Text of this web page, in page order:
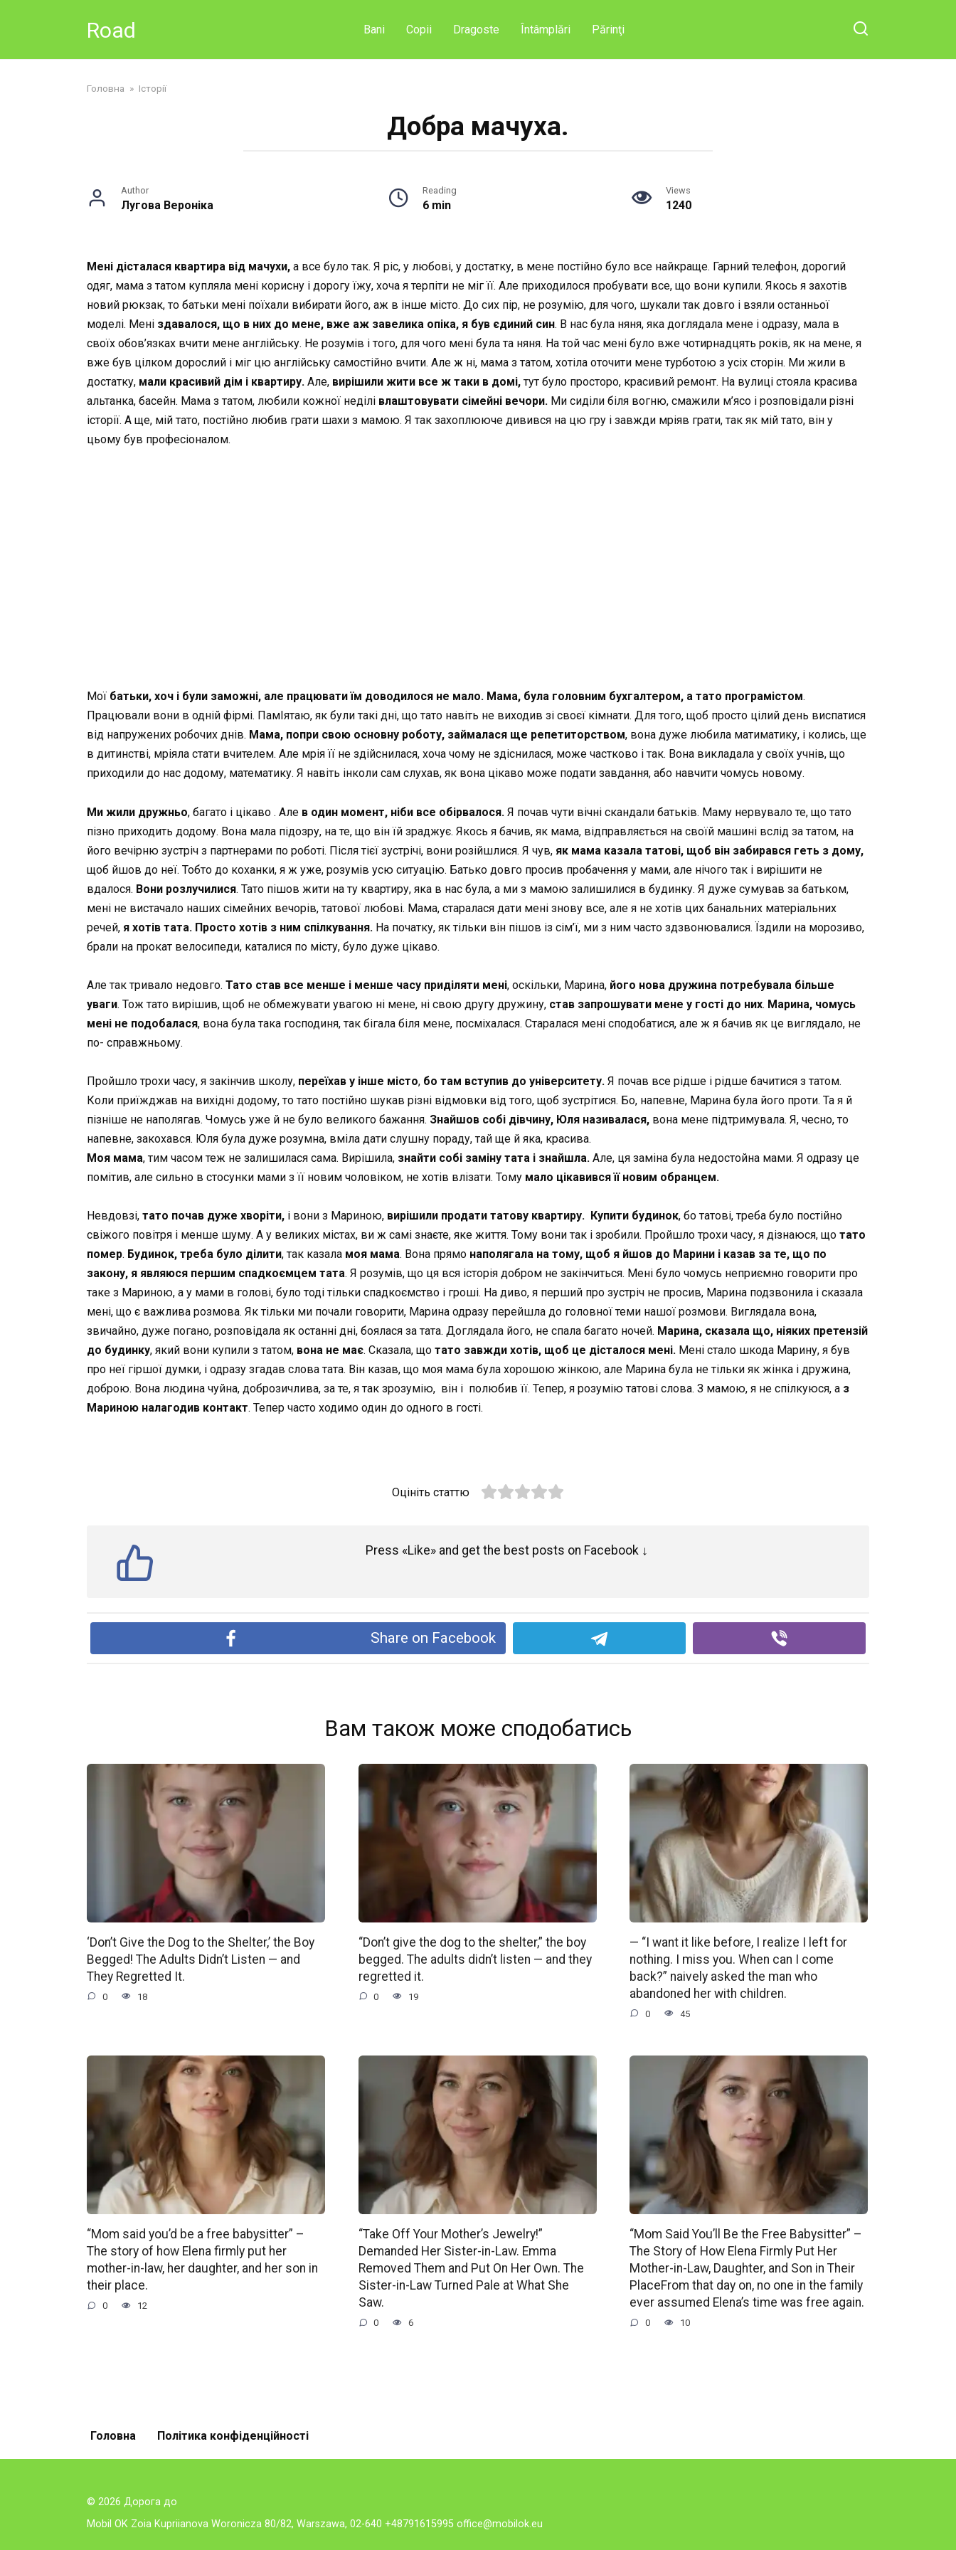
Road Bani Copii Dragoste Întâmplări Părinţi
Головна » Історії
Добра мачуха.
Author
Лугова Вероніка
Reading
6 min
Views
1240
Мені дісталася квартира від мачухи, а все було так. Я ріс, у любові, у достатку, в мене постійно було все найкраще. Гарний телефон, дорогий
одяг, мама з татом купляла мені корисну і дорогу їжу, хоча я терпіти не міг її. Але приходилося пробувати все, що вони купили. Якось я захотів
новий рюкзак, то батьки мені поїхали вибирати його, аж в інше місто. До сих пір, не розумію, для чого, шукали так довго і взяли останньої
моделі. Мені здавалося, що в них до мене, вже аж завелика опіка, я був єдиний син. В нас була няня, яка доглядала мене і одразу, мала в
своїх обов’язках вчити мене англійську. Не розумів і того, для чого мені була та няня. На той час мені було вже чотирнадцять років, як на мене, я
вже був цілком дорослий і міг цю англійську самостійно вчити. Але ж ні, мама з татом, хотіла оточити мене турботою з усіх сторін. Ми жили в
достатку, мали красивий дім і квартиру. Але, вирішили жити все ж таки в домі, тут було просторо, красивий ремонт. На вулиці стояла красива
альтанка, басейн. Мама з татом, любили кожної неділі влаштовувати сімейні вечори. Ми сиділи біля вогню, смажили м’ясо і розповідали різні
історії. А ще, мій тато, постійно любив грати шахи з мамою. Я так захоплююче дивився на цю гру і завжди мріяв грати, так як мій тато, він у
цьому був професіоналом.
Мої батьки, хоч і були заможні, але працювати їм доводилося не мало. Мама, була головним бухгалтером, а тато програмістом.
Працювали вони в одній фірмі. ПамIятаю, як були такі дні, що тато навіть не виходив зі своєї кімнати. Для того, щоб просто цілий день виспатися
від напружених робочих днів. Мама, попри свою основну роботу, займалася ще репетиторством, вона дуже любила матиматику, і колись, ще
в дитинстві, мріяла стати вчителем. Але мрія її не здійснилася, хоча чому не здіснилася, може частково і так. Вона викладала у своїх учнів, що
приходили до нас додому, математику. Я навіть інколи сам слухав, як вона цікаво може подати завдання, або навчити чомусь новому.
Ми жили дружньо, багато і цікаво . Але в один момент, ніби все обірвалося. Я почав чути вічні скандали батьків. Маму нервувало те, що тато
пізно приходить додому. Вона мала підозру, на те, що він їй зраджує. Якось я бачив, як мама, відправляється на своїй машині вслід за татом, на
його вечірню зустріч з партнерами по роботі. Після тієї зустрічі, вони розійшлися. Я чув, як мама казала татові, щоб він забирався геть з дому,
щоб йшов до неї. Тобто до коханки, я ж уже, розумів усю ситуацію. Батько довго просив пробачення у мами, але нічого так і вирішити не
вдалося. Вони розлучилися. Тато пішов жити на ту квартиру, яка в нас була, а ми з мамою залишилися в будинку. Я дуже сумував за батьком,
мені не вистачало наших сімейних вечорів, татової любові. Мама, старалася дати мені знову все, але я не хотів цих банальних матеріальних
речей, я хотів тата. Просто хотів з ним спілкування. На початку, як тільки він пішов із сім’ї, ми з ним часто здзвонювалися. Їздили на морозиво,
брали на прокат велосипеди, каталися по місту, було дуже цікаво.
Але так тривало недовго. Тато став все менше і менше часу приділяти мені, оскільки, Марина, його нова дружина потребувала більше
уваги. Тож тато вирішив, щоб не обмежувати увагою ні мене, ні свою другу дружину, став запрошувати мене у гості до них. Марина, чомусь
мені не подобалася, вона була така господиня, так бігала біля мене, посміхалася. Старалася мені сподобатися, але ж я бачив як це виглядало, не
по- справжньому.
Пройшло трохи часу, я закінчив школу, переїхав у інше місто, бо там вступив до університету. Я почав все рідше і рідше бачитися з татом.
Коли приїжджав на вихідні додому, то тато постійно шукав різні відмовки від того, щоб зустрітися. Бо, напевне, Марина була його проти. Та я й
пізніше не наполягав. Чомусь уже й не було великого бажання. Знайшов собі дівчину, Юля називалася, вона мене підтримувала. Я, чесно, то
напевне, закохався. Юля була дуже розумна, вміла дати слушну пораду, тай ще й яка, красива.
Моя мама, тим часом теж не залишилася сама. Вирішила, знайти собі заміну тата і знайшла. Але, ця заміна була недостойна мами. Я одразу це
помітив, але сильно в стосунки мами з її новим чоловіком, не хотів влізати. Тому мало цікавився її новим обранцем.
Невдовзі, тато почав дуже хворіти, і вони з Мариною, вирішили продати татову квартиру. Купити будинок, бо татові, треба було постійно
свіжого повітря і менше шуму. А у великих містах, ви ж самі знаєте, яке життя. Тому вони так і зробили. Пройшло трохи часу, я дізнаюся, що тато
помер. Будинок, треба було ділити, так казала моя мама. Вона прямо наполягала на тому, щоб я йшов до Марини і казав за те, що по
закону, я являюся першим спадкоємцем тата. Я розумів, що ця вся історія добром не закінчиться. Мені було чомусь неприємно говорити про
таке з Мариною, а у мами в голові, було тоді тільки спадкоємство і гроші. На диво, я перший про зустріч не просив, Марина подзвонила і сказала
мені, що є важлива розмова. Як тільки ми почали говорити, Марина одразу перейшла до головної теми нашої розмови. Виглядала вона,
звичайно, дуже погано, розповідала як останні дні, боялася за тата. Доглядала його, не спала багато ночей. Марина, сказала що, ніяких претензій
до будинку, який вони купили з татом, вона не має. Сказала, що тато завжди хотів, щоб це дісталося мені. Мені стало шкода Марину, я був
про неї гіршої думки, і одразу згадав слова тата. Він казав, що моя мама була хорошою жінкою, але Марина була не тільки як жінка і дружина,
доброю. Вона людина чуйна, доброзичлива, за те, я так зрозумію, він і полюбив її. Тепер, я розумію татові слова. З мамою, я не спілкуюся, а з
Мариною налагодив контакт. Тепер часто ходимо один до одного в гості.
Оцініть статтю
Press «Like» and get the best posts on Facebook ↓
Share on Facebook
Вам також може сподобатись
‘Don’t Give the Dog to the Shelter,’ the Boy
Begged! The Adults Didn’t Listen — and
They Regretted It.
0 18
“Don’t give the dog to the shelter,” the boy
begged. The adults didn’t listen — and they
regretted it.
0 19
— “I want it like before, I realize I left for
nothing. I miss you. When can I come
back?” naively asked the man who
abandoned her with children.
0 45
“Mom said you’d be a free babysitter” –
The story of how Elena firmly put her
mother-in-law, her daughter, and her son in
their place.
0 12
“Take Off Your Mother’s Jewelry!”
Demanded Her Sister-in-Law. Emma
Removed Them and Put On Her Own. The
Sister-in-Law Turned Pale at What She
Saw.
0 6
“Mom Said You’ll Be the Free Babysitter” –
The Story of How Elena Firmly Put Her
Mother-in-Law, Daughter, and Son in Their
PlaceFrom that day on, no one in the family
ever assumed Elena’s time was free again.
0 10
Головна Політика конфіденційності
© 2026 Дорога до
Mobil OK Zoia Kupriianova Woronicza 80/82, Warszawa, 02-640 +48791615995 office@mobilok.eu